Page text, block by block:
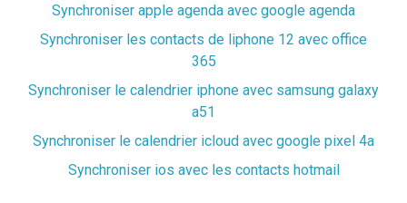
Synchroniser apple agenda avec google agenda
Synchroniser les contacts de liphone 12 avec office
365
Synchroniser le calendrier iphone avec samsung galaxy
a51
Synchroniser le calendrier icloud avec google pixel 4a
Synchroniser ios avec les contacts hotmail